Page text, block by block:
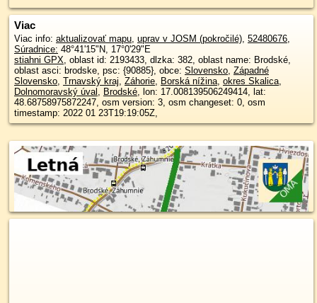
Viac
Viac info: aktualizovať mapu, uprav v JOSM (pokročilé), 52480676,
Súradnice: 48°41'15"N, 17°0'29"E
stiahni GPX, oblast id: 2193433, dlzka: 382, oblast name: Brodské,
oblast asci: brodske, psc: {90885}, obce: Slovensko, Západné
Slovensko, Trnavský kraj, Záhorie, Borská nížina, okres Skalica,
Dolnomoravský úval , Brodské, lon: 17.008139506249414, lat:
48.68758975872247, osm version: 3, osm changeset: 0, osm
timestamp: 2022 01 23T19:19:05Z,